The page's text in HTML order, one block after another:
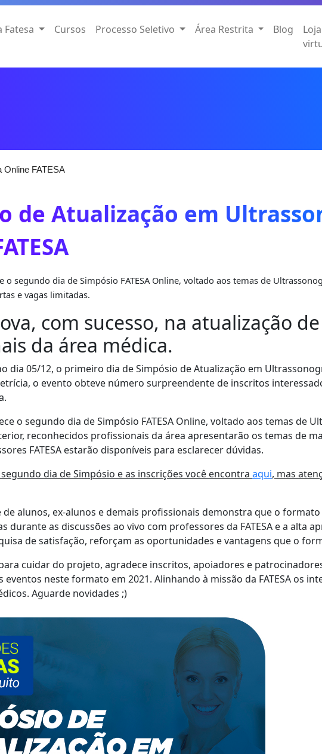
Fatesa Cursos Processo Seletivo Área Restrita Blog
Loja
Online FATESA
de Atualização em
o segundo dia de Simpósio FATESA Online, voltado aos temas de
e vagas limitadas.
com sucesso, na atualização de
da área médica.
dia 05/12, o primeiro dia de Simpósio de Atualização em
o evento obteve número surpreendente de inscritos
o segundo dia de Simpósio FATESA Online, voltado aos temas de
reconhecidos profissionais da área apresentarão os temas de
FATESA estarão disponíveis para esclarecer dúvidas.
dia de Simpósio e as inscrições você encontra aqui, mas
alunos, ex-alunos e demais profissionais demonstra que o formato
durante as discussões ao vivo com professores da FATESA e a alta
de satisfação, reforçam as oportunidades e vantagens que o
cuidar do projeto, agradece inscritos, apoiadores e
eventos neste formato em 2021. Alinhando à missão da FATESA os
Aguarde novidades ;)